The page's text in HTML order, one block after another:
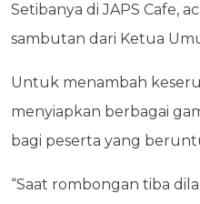
Setibanya di JAPS Cafe,
sambutan dari Ketua
Untuk menambah
menyiapkan berbagai
bagi peserta yang
“Saat rombongan tiba